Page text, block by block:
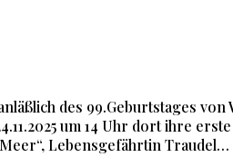
des 99.Geburtstages
um 14 Uhr dort ihre
Lebensgefährtin Traudel…